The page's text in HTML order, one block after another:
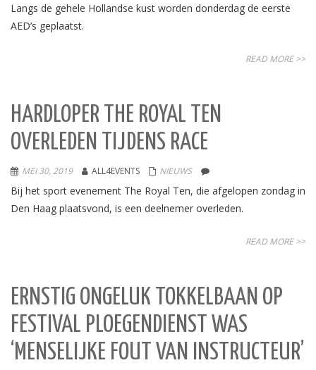
Langs de gehele Hollandse kust worden donderdag de eerste
AED’s geplaatst.
READ MORE >>
HARDLOPER THE ROYAL TEN
OVERLEDEN TIJDENS RACE
MEI 30, 2019 ALL4EVENTS NIEUWS
Bij het sport evenement The Royal Ten, die afgelopen zondag in
Den Haag plaatsvond, is een deelnemer overleden.
READ MORE >>
ERNSTIG ONGELUK TOKKELBAAN OP
FESTIVAL PLOEGENDIENST WAS
‘MENSELIJKE FOUT VAN INSTRUCTEUR’